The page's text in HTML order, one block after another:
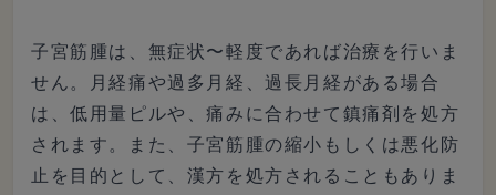
子宮筋腫は、無症状〜軽度であれば治療を行いま
せん。月経痛や過多月経、過長月経がある場合
は、低用量ピルや、痛みに合わせて鎮痛剤を処方
されます。また、子宮筋腫の縮小もしくは悪化防
止を目的として、漢方を処方されることもありま